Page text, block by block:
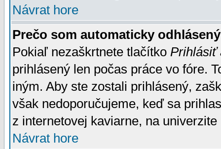
Návrat hore
Prečo som automaticky
Pokiaľ nezaškrtnete tlačítko Prihlásiť
prihlásený len počas práce vo fóre.
iným. Aby ste zostali prihlásený,
však nedoporučujeme, keď sa
z internetovej kaviarne, na univerzite
Návrat hore